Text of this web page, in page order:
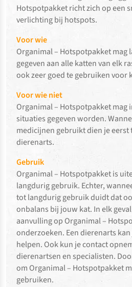
Hotspotpakket richt zich op een
verlichting bij hotspots.
Voor wie
Organimal – Hotspotpakket mag
gegeven aan alle katten van elk
ook zeer goed te gebruiken voor
Voor wie niet
Organimal – Hotspotpakket mag
situaties gegeven worden.
medicijnen gebruikt dien je
dierenarts.
Gebruik
Organimal – Hotspotpakket is
langdurig gebruik. Echter,
tot langdurig gebruik duidt dat
onbalans bij jouw kat. In elk
aanvulling op Organimal –
onderzoeken. Een dierenarts
helpen. Ook kun je contact
dierenartsen en specialisten.
om Organimal – Hotspotpakket
gebruiken.